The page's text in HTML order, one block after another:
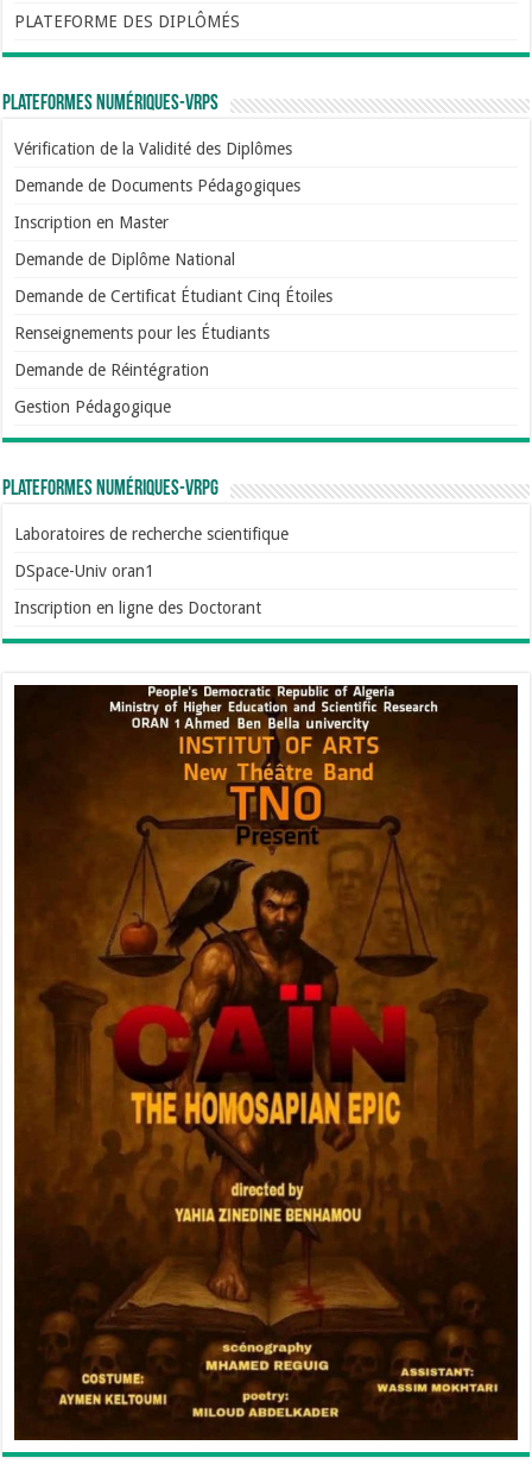
PLATEFORME DES DIPLÔMÉS
Plateformes numériques-VRPS
Vérification de la Validité des Diplômes
Demande de Documents Pédagogiques
Inscription en Master
Demande de Diplôme National
Demande de Certificat Étudiant Cinq Étoiles
Renseignements pour les Étudiants
Demande de Réintégration
Gestion Pédagogique
Plateformes numériques-VRPG
Laboratoires de recherche scientifique
DSpace-Univ oran1
Inscription en ligne des Doctorant